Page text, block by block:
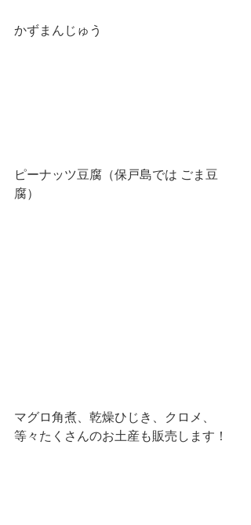
かずまんじゅう
ピーナッツ豆腐（保戸島では ごま豆
腐）
マグロ角煮、乾燥ひじき、クロメ、
等々たくさんのお土産も販売します！